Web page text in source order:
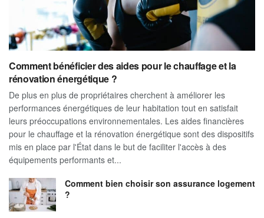
Comment bénéficier des aides pour le chauffage et la
rénovation énergétique ?
De plus en plus de propriétaires cherchent à améliorer les
performances énergétiques de leur habitation tout en satisfait
leurs préoccupations environnementales. Les aides financières
pour le chauffage et la rénovation énergétique sont des dispositifs
mis en place par l'État dans le but de faciliter l'accès à des
équipements performants et...
Comment bien choisir son assurance logement
?